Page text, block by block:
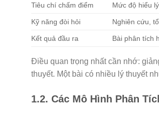
Tiêu chí chấm điểm Mức độ hiểu
Kỹ năng đòi hỏi Nghiên cứu,
Kết quả đầu ra Bài phân tích
Điều quan trọng nhất cần nhớ:
thuyết. Một bài có nhiều lý thuyết
1.2. Các Mô Hình Phân